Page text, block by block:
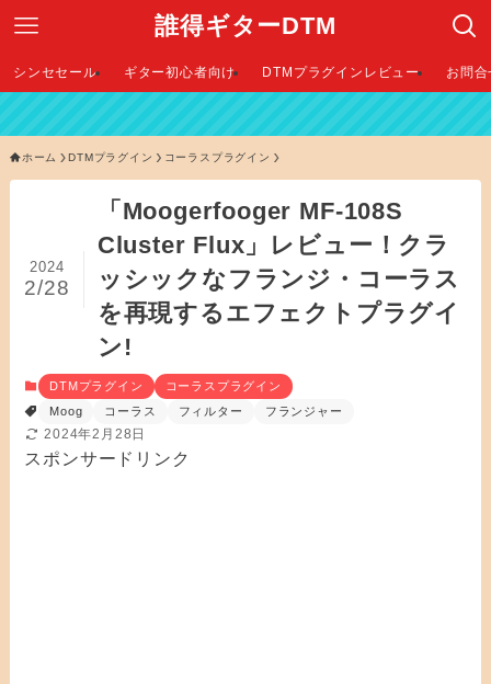
誰得ギターDTM
シンセセール ギター初心者向け DTMプラグインレビュー お問
ホーム DTMプラグイン コーラスプラグイン
「Moogerfooger MF-108S
Cluster Flux」レビュー！クラ
ッシックなフランジ・コーラス
を再現するエフェクトプラグイ
ン!
2024
2/28
DTMプラグイン
コーラスプラグイン
Moog
コーラス フィルター フランジャー
2024年2月28日
スポンサードリンク